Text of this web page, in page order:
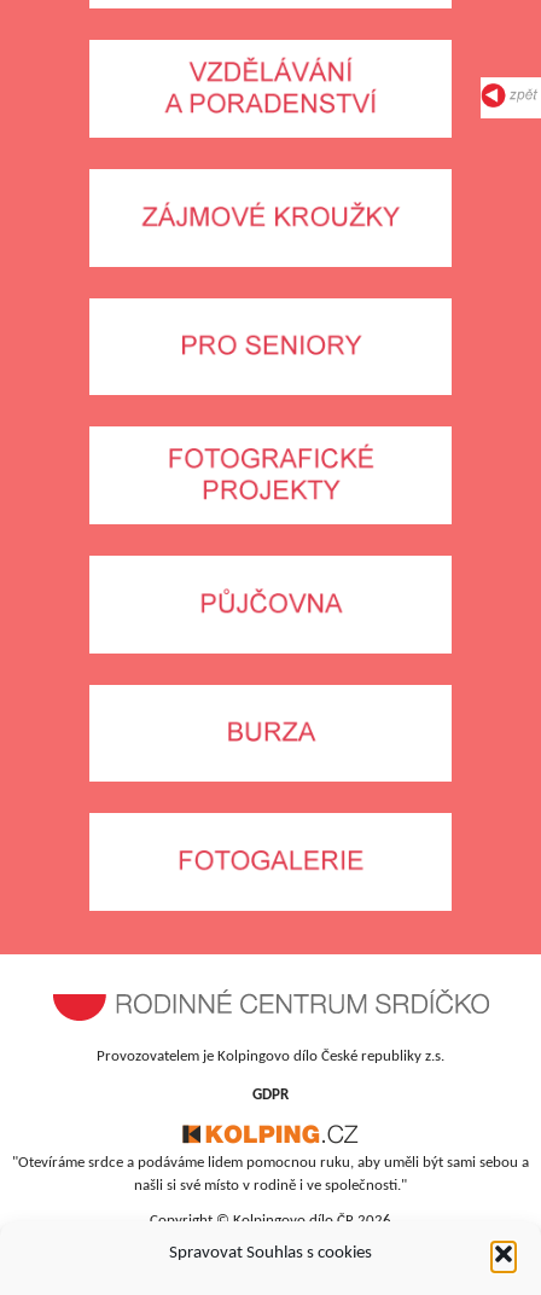
Spravovat Souhlas s cookies
Provozovatelem je Kolpingovo dílo České republiky z.s.
GDPR
"Otevíráme srdce a podáváme lidem pomocnou ruku, aby uměli být sami sebou a
našli si své místo v rodině i ve společnosti."
Copyright © Kolpingovo dílo ČR 2026